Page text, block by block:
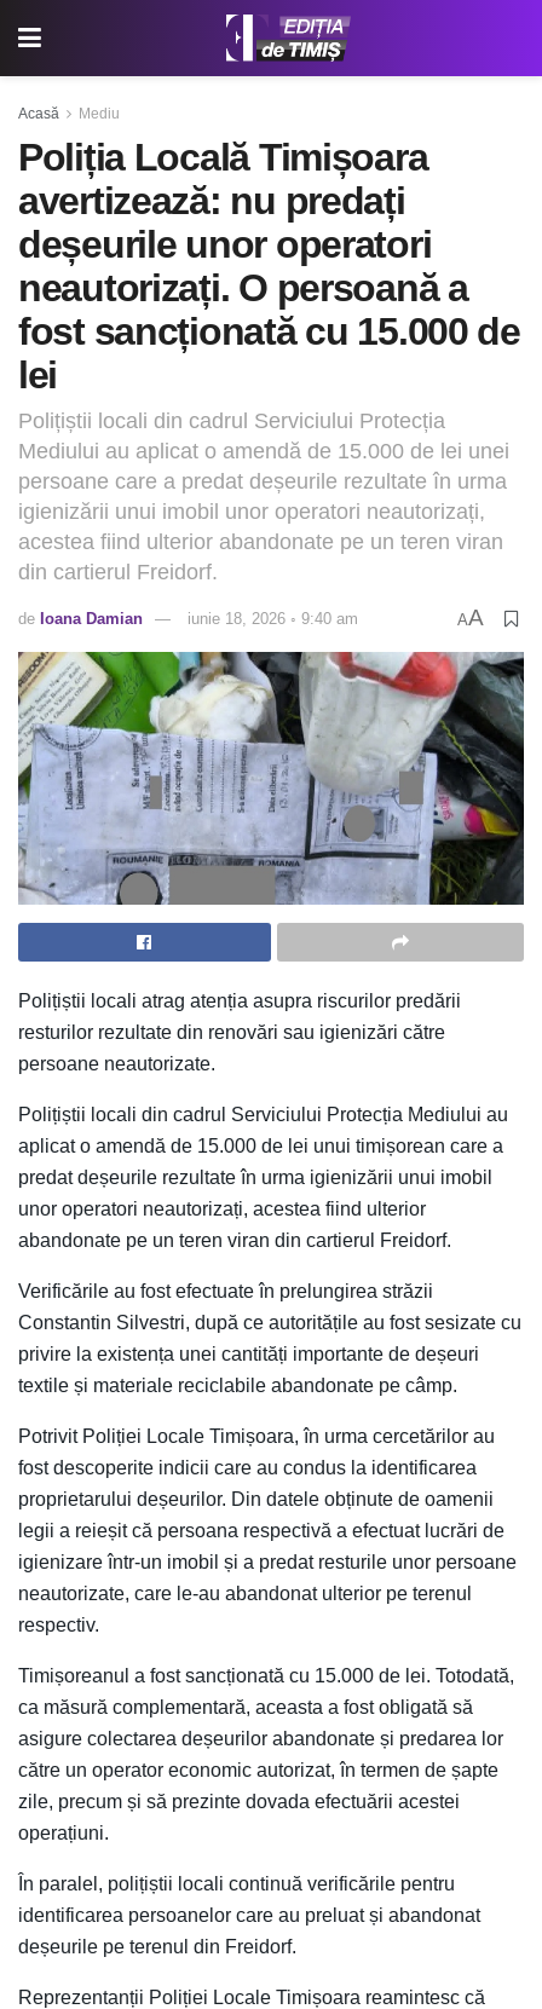
Acasă Mediu
Poliția Locală Timișoara
avertizează: nu predați
deșeurile unor operatori
neautorizați. O persoană a
fost sancționată cu 15.000 de
lei
Polițiștii locali din cadrul Serviciului Protecția
Mediului au aplicat o amendă de 15.000 de lei unei
persoane care a predat deșeurile rezultate în urma
igienizării unui imobil unor operatori neautorizați,
acestea fiind ulterior abandonate pe un teren viran
din cartierul Freidorf.
de Ioana Damian iunie 18, 2026 ◦ 9:40 am AA
Polițiștii locali atrag atenția asupra riscurilor predării
resturilor rezultate din renovări sau igienizări către
persoane neautorizate.
Polițiștii locali din cadrul Serviciului Protecția Mediului au
aplicat o amendă de 15.000 de lei unui timișorean care a
predat deșeurile rezultate în urma igienizării unui imobil
unor operatori neautorizați, acestea fiind ulterior
abandonate pe un teren viran din cartierul Freidorf.
Verificările au fost efectuate în prelungirea străzii
Constantin Silvestri, după ce autoritățile au fost sesizate cu
privire la existența unei cantități importante de deșeuri
textile și materiale reciclabile abandonate pe câmp.
Potrivit Poliției Locale Timișoara, în urma cercetărilor au
fost descoperite indicii care au condus la identificarea
proprietarului deșeurilor. Din datele obținute de oamenii
legii a reieșit că persoana respectivă a efectuat lucrări de
igienizare într-un imobil și a predat resturile unor persoane
neautorizate, care le-au abandonat ulterior pe terenul
respectiv.
Timișoreanul a fost sancționată cu 15.000 de lei. Totodată,
ca măsură complementară, aceasta a fost obligată să
asigure colectarea deșeurilor abandonate și predarea lor
către un operator economic autorizat, în termen de șapte
zile, precum și să prezinte dovada efectuării acestei
operațiuni.
În paralel, polițiștii locali continuă verificările pentru
identificarea persoanelor care au preluat și abandonat
deșeurile pe terenul din Freidorf.
Reprezentanții Poliției Locale Timișoara reamintesc că